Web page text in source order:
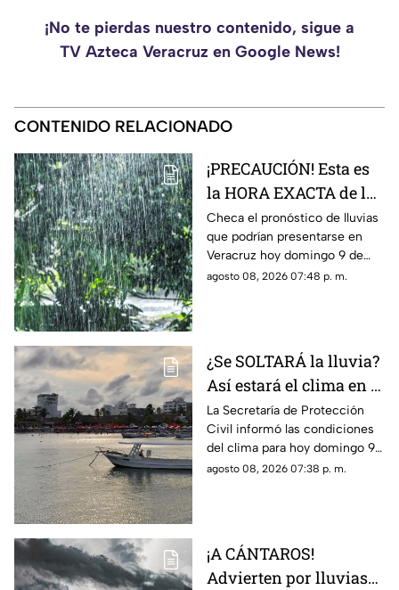
¡No te pierdas nuestro contenido, sigue a
TV Azteca Veracruz en Google News!
CONTENIDO RELACIONADO
¡PRECAUCIÓN! Esta es
la HORA EXACTA de las
lluvias en el estado de
Veracruz hoy 9 de
agosto de 2026
Checa el pronóstico de lluvias
que podrían presentarse en
Veracruz hoy domingo 9 de
agosto, así como la hora
agosto 08, 2026 07:48 p. m.
¿Se SOLTARÁ la lluvia?
Así estará el clima en el
estado de Veracruz hoy
9 de agosto de 2026
La Secretaría de Protección
Civil informó las condiciones
del clima para hoy domingo 9
de agosto de 2026 en
clima en los diferentes
municipios de la entidad.
agosto 08, 2026 07:38 p. m.
¡A CÁNTAROS!
Advierten por lluvias